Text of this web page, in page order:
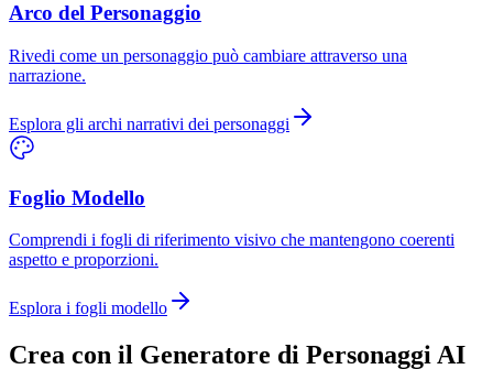
Arco del Personaggio
Rivedi come un personaggio può cambiare attraverso una
narrazione.
Esplora gli archi narrativi dei personaggi
Foglio Modello
Comprendi i fogli di riferimento visivo che mantengono coerenti
aspetto e proporzioni.
Esplora i fogli modello
Crea con il Generatore di Personaggi AI